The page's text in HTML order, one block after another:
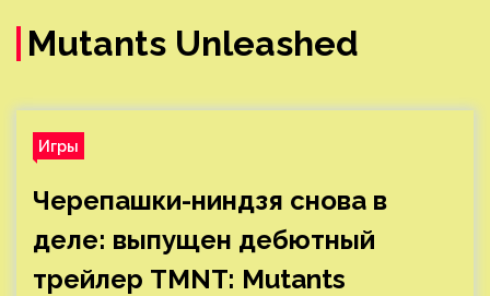
Mutants Unleashed
Игры
Черепашки-ниндзя снова в
деле: выпущен дебютный
трейлер TMNT: Mutants